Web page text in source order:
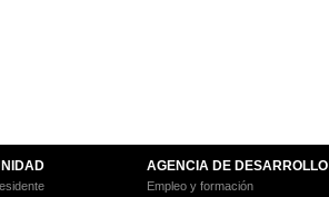
AGENCIA DE DESARROLLO
Empleo y formación